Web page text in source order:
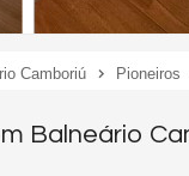
Camboriú Pioneiros
Balneário